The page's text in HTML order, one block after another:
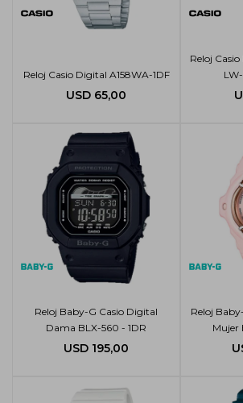
Reloj Casio Digital A158WA-1DF
USD 65,00
Reloj
Reloj Baby-G Casio Digital
Dama BLX-560 - 1DR
USD 195,00
Reloj
Mujer